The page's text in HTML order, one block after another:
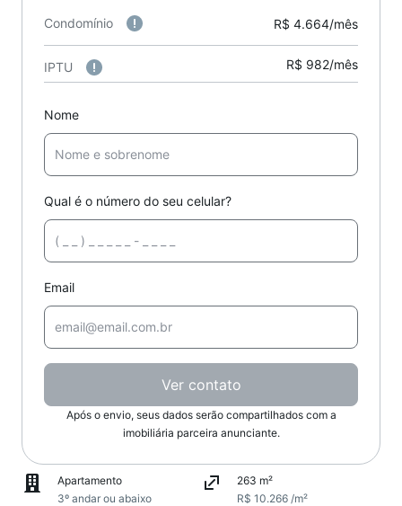
Condomínio R$ 4.664/mês
IPTU R$ 982/mês
Nome
Qual é o número do seu celular?
Email
Ver contato
Após o envio, seus dados serão compartilhados com a
imobiliária parceira anunciante.
Apartamento
3º andar ou abaixo
263 m²
R$ 10.266 /m²